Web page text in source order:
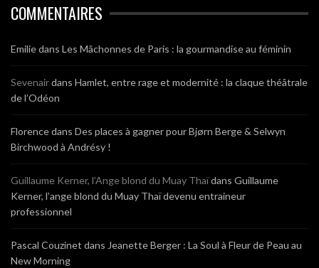
COMMENTAIRES
Emiliedans Les Mâchonnes de Paris : la gourmandise au féminin
Sevenairdans Hamlet, entre rage et modernité : la claque théâtrale
de l’Odéon
Florencedans Des places à gagner pour Bjørn Berge & Selwyn
Birchwood à Andrésy !
Guillaume Kerner, l’Ange blond du Muay Thaïdans Guillaume
Kerner, l’ange blond du Muay Thaï devenu entraineur
professionnel
Pascal Couzinet dans Jeanette Berger : La Soul à Fleur de Peau au
New Morning